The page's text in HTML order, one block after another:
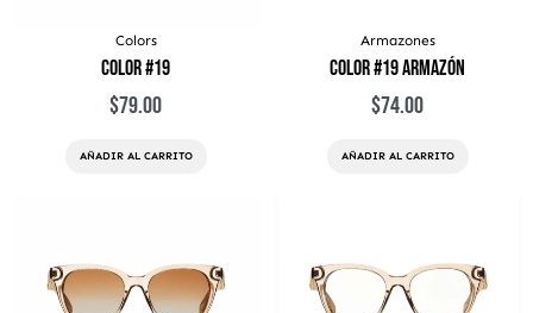
Colors
Color #19
$79.00
AÑADIR AL CARRITO
Armazones
Color #19 Armazón
$74.00
AÑADIR AL CARRITO